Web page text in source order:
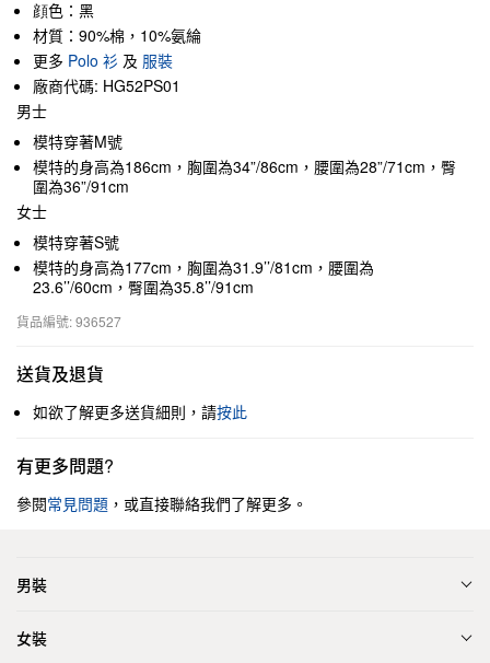
顔色：黑
材質：90%棉，10%氨綸
更多 Polo 衫 及 服裝
廠商代碼: HG52PS01
男士
模特穿著M號
模特的身高為186cm，胸圍為34”/86cm，腰圍為28”/71cm，臀
圍為36”/91cm
女士
模特穿著S號
模特的身高為177cm，胸圍為31.9’’/81cm，腰圍為
23.6’’/60cm，臀圍為35.8’’/91cm
貨品編號: 936527
送貨及退貨
如欲了解更多送貨細則，請按此
有更多問題?
參閱常見問題 ，或直接聯絡我們了解更多。
男裝
女裝